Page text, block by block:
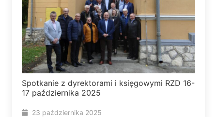
Spotkanie z dyrektorami i księgowymi RZD 16-
17 października 2025
23 października 2025